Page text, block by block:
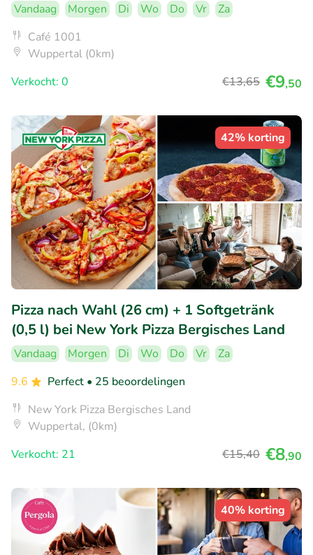
Vandaag Morgen Di Wo Do Vr
Za
Café 1001
Wuppertal (0km)
Verkocht: 0
€13,65 €9,50
42% korting
Pizza nach Wahl (26 cm) + 1 Softgetränk
(0,5 l) bei New York Pizza Bergisches Land
Vandaag Morgen Di Wo Do Vr
Za
9.6
Perfect • 25 beoordelingen
New York Pizza Bergisches Land
Wuppertal, (0km)
Verkocht: 21
€15,40 €8,90
40% korting